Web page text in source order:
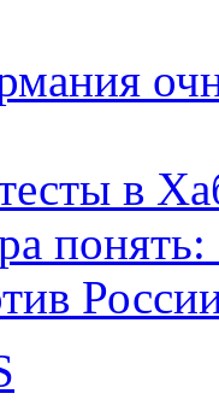
в